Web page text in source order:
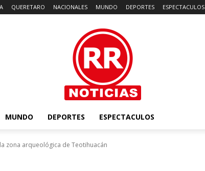
QUERETARO NACIONALES MUNDO DEPORTES ESPECTACULOS
MUNDO DEPORTES ESPECTACULOS
zona arqueológica de Teotihuacán